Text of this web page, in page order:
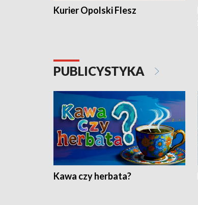
Kurier Opolski Flesz
PUBLICYSTYKA
Kawa czy herbata?